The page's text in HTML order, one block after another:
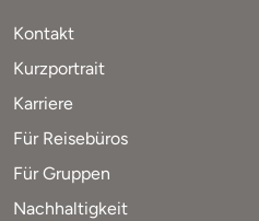
Kontakt
Kurzportrait
Karriere
Für Reisebüros
Für Gruppen
Nachhaltigkeit